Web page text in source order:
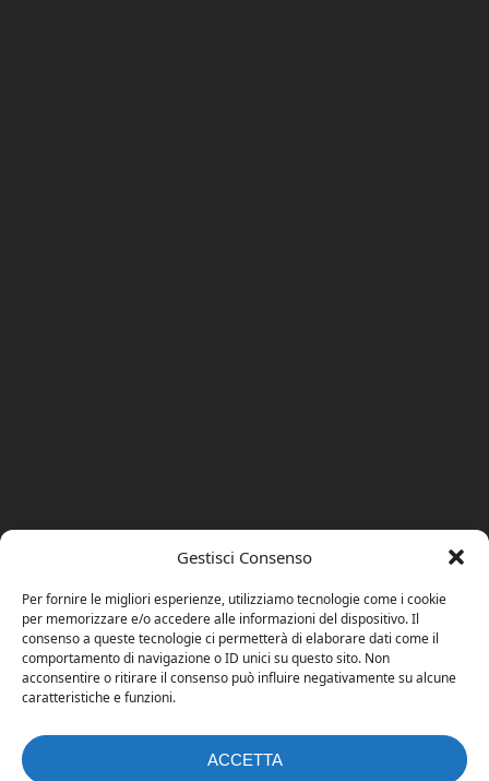
Gestisci Consenso
Per fornire le migliori esperienze, utilizziamo tecnologie come i cookie
per memorizzare e/o accedere alle informazioni del dispositivo. Il
consenso a queste tecnologie ci permetterà di elaborare dati come il
comportamento di navigazione o ID unici su questo sito. Non
acconsentire o ritirare il consenso può influire negativamente su alcune
caratteristiche e funzioni.
ACCETTA